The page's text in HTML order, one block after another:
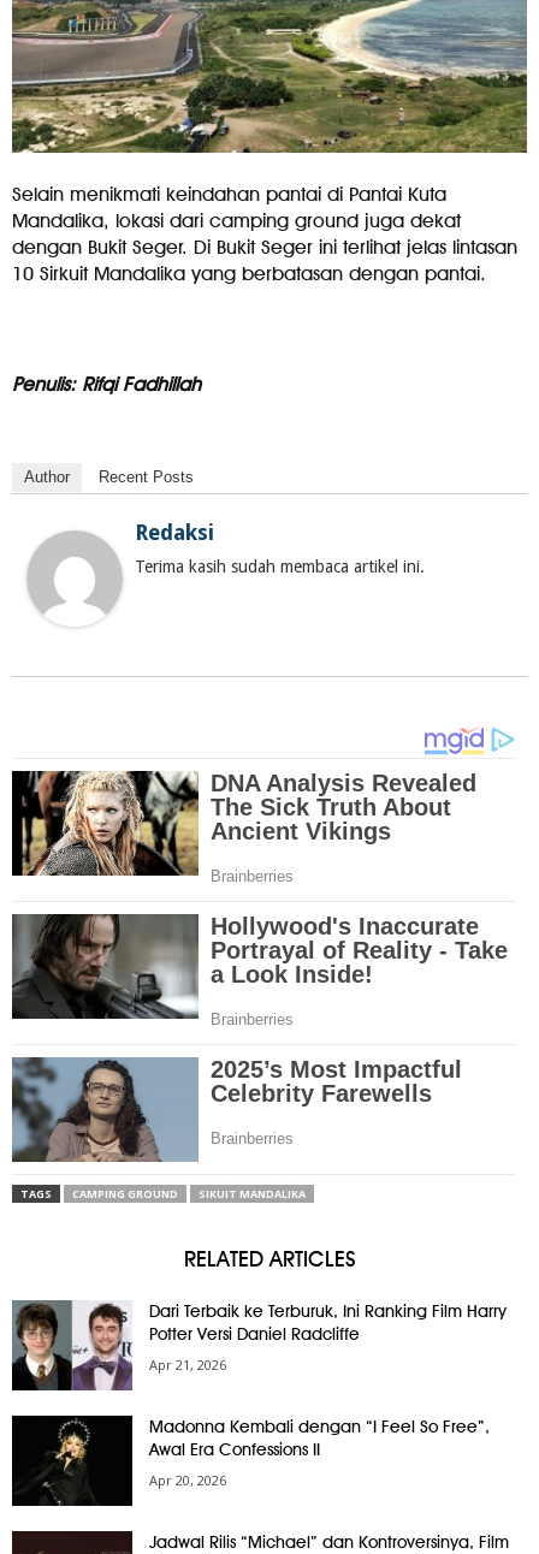
Selain menikmati keindahan pantai di Pantai Kuta
Mandalika, lokasi dari camping ground juga dekat
dengan Bukit Seger. Di Bukit Seger ini terlihat jelas lintasan
10 Sirkuit Mandalika yang berbatasan dengan pantai.
Penulis: Rifqi Fadhillah
Author Recent Posts
Redaksi
Terima kasih sudah membaca artikel ini.
TAGS CAMPING GROUND SIKUIT MANDALIKA
RELATED ARTICLES
Dari Terbaik ke Terburuk, Ini Ranking Film Harry
Potter Versi Daniel Radcliffe
Apr 21, 2026
Madonna Kembali dengan “I Feel So Free”,
Awal Era Confessions II
Apr 20, 2026
Jadwal Rilis “Michael” dan Kontroversinya, Film